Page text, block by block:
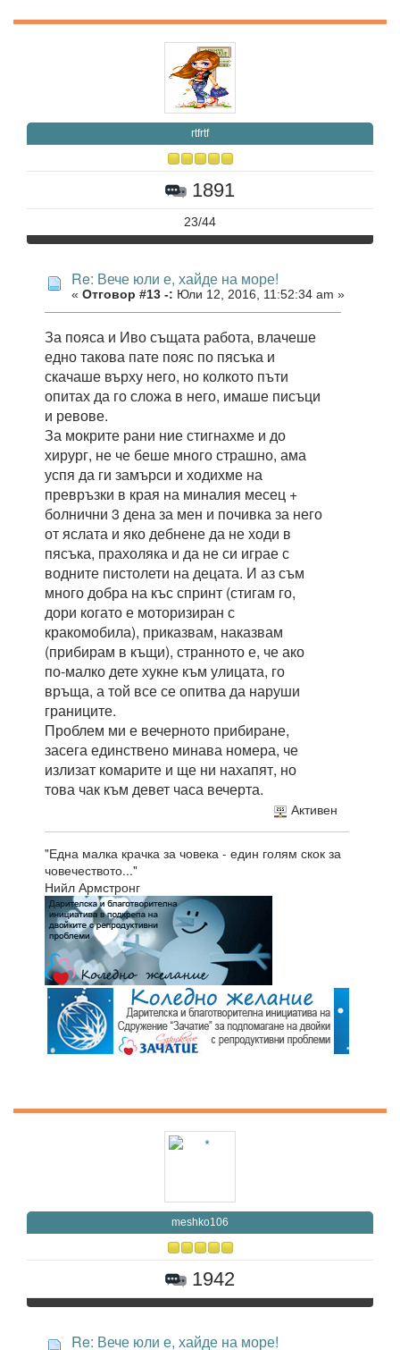
rtfrtf
1891
23/44
Re: Вече юли е, хайде на море!
« Отговор #13 -: Юли 12, 2016, 11:52:34 am »
За пояса и Иво същата работа, влачеше
едно такова пате пояс по пясъка и
скачаше върху него, но колкото пъти
опитах да го сложа в него, имаше писъци
и ревове.
За мокрите рани ние стигнахме и до
хирург, не че беше много страшно, ама
успя да ги замърси и ходихме на
превръзки в края на миналия месец +
болнични 3 дена за мен и почивка за него
от яслата и яко дебнене да не ходи в
пясъка, прахоляка и да не си играе с
водните пистолети на децата. И аз съм
много добра на къс спринт (стигам го,
дори когато е моторизиран с
кракомобила), приказвам, наказвам
(прибирам в къщи), странното е, че ако
по-малко дете хукне към улицата, го
връща, а той все се опитва да наруши
границите.
Проблем ми е вечерното прибиране,
засега единствено минава номера, че
излизат комарите и ще ни нахапят, но
това чак към девет часа вечерта.
Активен
"Една малка крачка за човека - един голям скок за
човечеството..."
Нийл Армстронг
meshko106
1942
Re: Вече юли е, хайде на море!